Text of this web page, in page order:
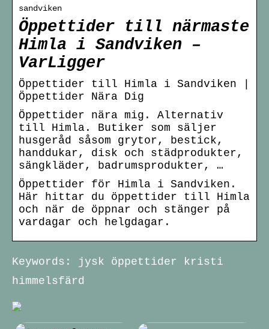
sandviken
Öppettider till närmaste
Himla i Sandviken –
VarLigger
Öppettider till Himla i Sandviken |
Öppettider Nära Dig
Öppettider nära mig. Alternativ
till Himla. Butiker som säljer
husgeråd såsom grytor, bestick,
handdukar, disk och städprodukter,
sängkläder, badrumsprodukter, …
Öppettider för Himla i Sandviken.
Här hittar du öppettider till Himla
och när de öppnar och stänger på
vardagar och helgdagar.
Keywords: jysk öppettider kristi
himmelsfärd